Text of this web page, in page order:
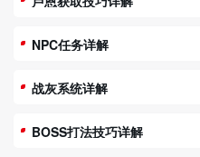
NPC任务详解
战灰系统详解
BOSS打法技巧详解